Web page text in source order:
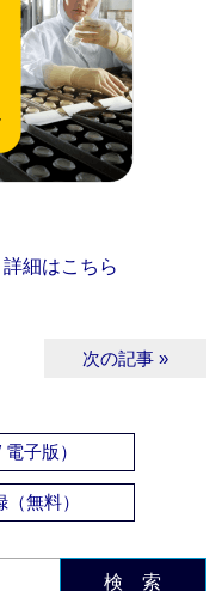
細はこちら
次の記事 »
子版）
無料）
検 索